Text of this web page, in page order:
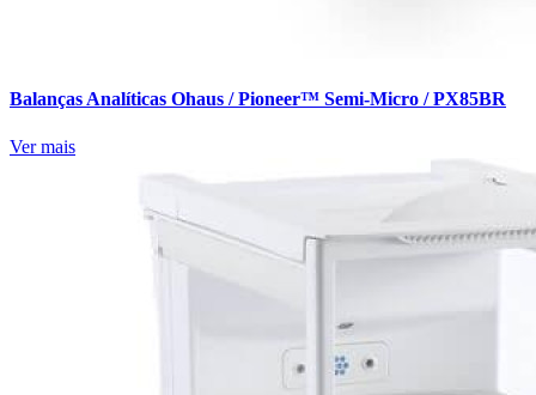
Balanças Analíticas Ohaus / Pioneer™ Semi-Micro / PX85BR
Ver mais